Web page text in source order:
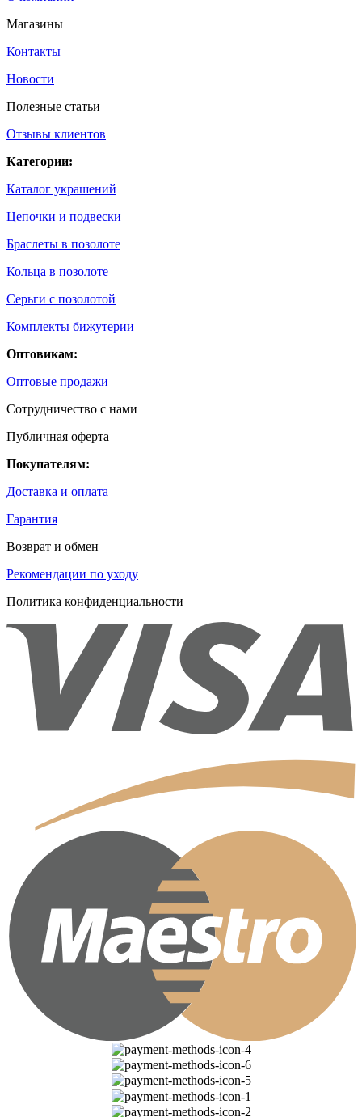
Магазины
Контакты
Новости
Полезные статьи
Отзывы клиентов
Категории:
Каталог украшений
Цепочки и подвески
Браслеты в позолоте
Кольца в позолоте
Серьги с позолотой
Комплекты бижутерии
Оптовикам:
Оптовые продажи
Сотрудничество с нами
Публичная оферта
Покупателям:
Доставка и оплата
Гарантия
Возврат и обмен
Рекомендации по уходу
Политика конфиденциальности